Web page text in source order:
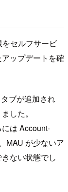
セルフサービ
ップデートを確
ブが追加され
した。
は Account-
MAU が少ないア
ない状態でし